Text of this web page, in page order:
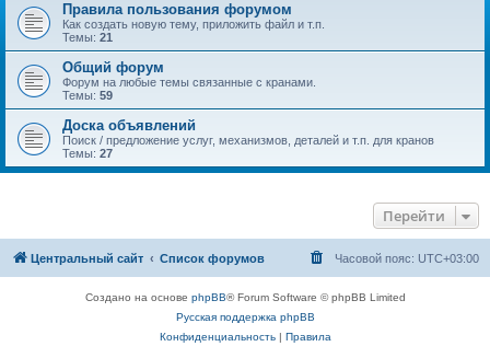
Правила пользования форумом
Как создать новую тему, приложить файл и т.п.
Темы: 21
Общий форум
Форум на любые темы связанные с кранами.
Темы: 59
Доска объявлений
Поиск / предложение услуг, механизмов, деталей и т.п. для кранов
Темы: 27
Перейти
Центральный сайт Список форумов Часовой пояс: UTC+03:00
Создано на основе phpBB® Forum Software © phpBB Limited
Русская поддержка phpBB
Конфиденциальность| Правила